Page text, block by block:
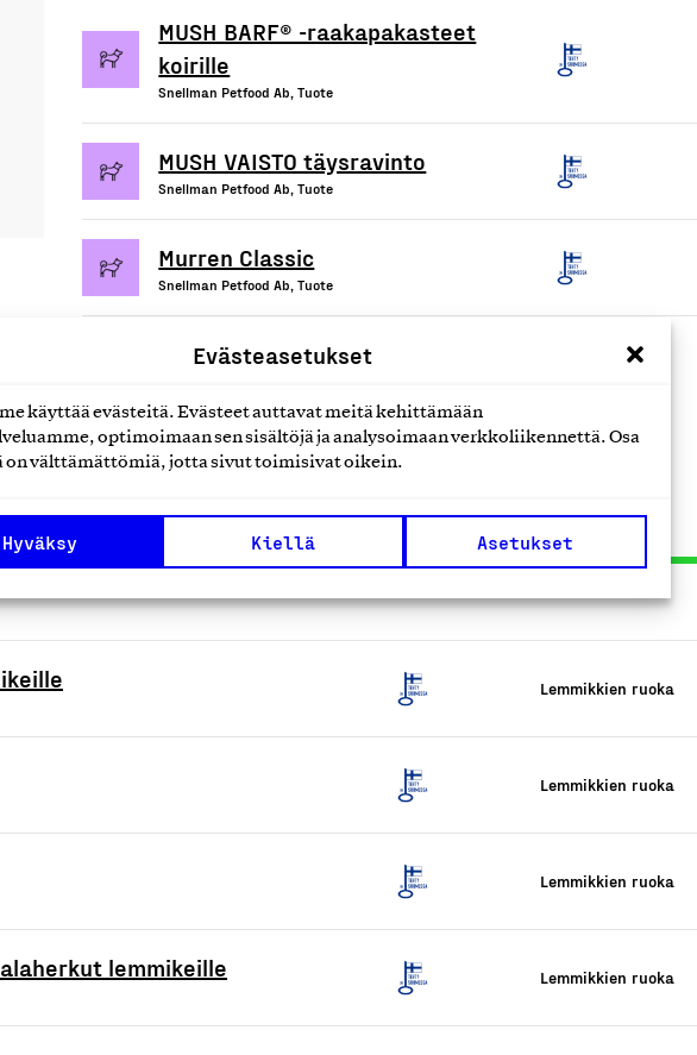
Evästeasetukset
käyttää evästeitä. Evästeet auttavat meitä kehittämään
optimoimaan sen sisältöjä ja analysoimaan verkkoliikennettä. Osa
on välttämättömiä, jotta sivut toimisivat oikein.
Hyväksy Kiellä Asetukset
MUSH BARF® -raakapakasteet
koirille
Snellman Petfood Ab, Tuote
MUSH VAISTO täysravinto
Snellman Petfood Ab, Tuote
Murren Classic
Snellman Petfood Ab, Tuote
tai
Lemmikkien ruoka
Lemmikkien ruoka
Lemmikkien ruoka
lemmikeille Lemmikkien ruoka